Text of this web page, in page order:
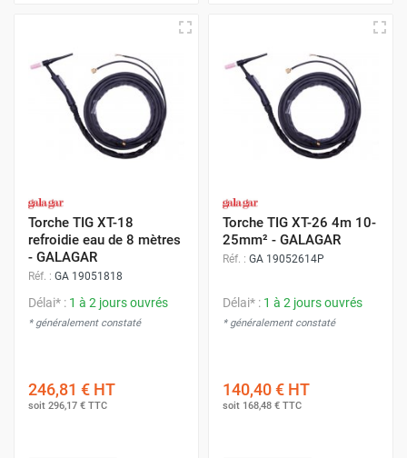
Torche TIG XT-18
refroidie eau de 8 mètres
- GALAGAR
Réf. : GA 19051818
Délai* : 1 à 2 jours ouvrés
* généralement constaté
246,81 € HT
soit 296,17 € TTC
Torche TIG XT-26 4m 10-
25mm² - GALAGAR
Réf. : GA 19052614P
Délai* : 1 à 2 jours ouvrés
* généralement constaté
140,40 € HT
soit 168,48 € TTC